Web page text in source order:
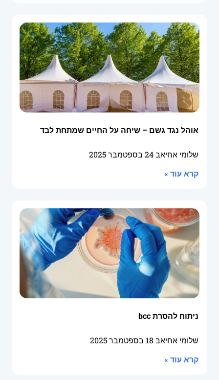
אוהל נגד גשם – שיחה על החיים שמתחת לבד
שלומי אחיאב24 בספטמבר 2025
קרא עוד »
ניתוח להסרת bcc
שלומי אחיאב 18 בספטמבר 2025
קרא עוד »